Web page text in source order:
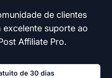
de clientes
suporte ao
Affiliate Pro.
de 30 dias